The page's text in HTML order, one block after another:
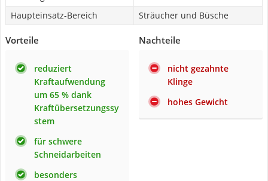
Haupteinsatz-Bereich
Sträucher und Büsche
Vorteile
reduziert
Kraftaufwendung
um 65 % dank
Kraftübersetzungssy
stem
für schwere
Schneidarbeiten
besonders
Nachteile
nicht gezahnte
Klinge
hohes Gewicht